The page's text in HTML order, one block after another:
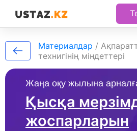
Жаңа оқу жылына
Қысқа
жоспарларын
Материалдар /
технигінің міндеттері